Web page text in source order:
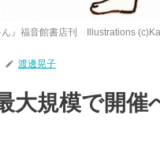
ん』福音館書店刊 Illustrations
渡邊晃子
大規模で開